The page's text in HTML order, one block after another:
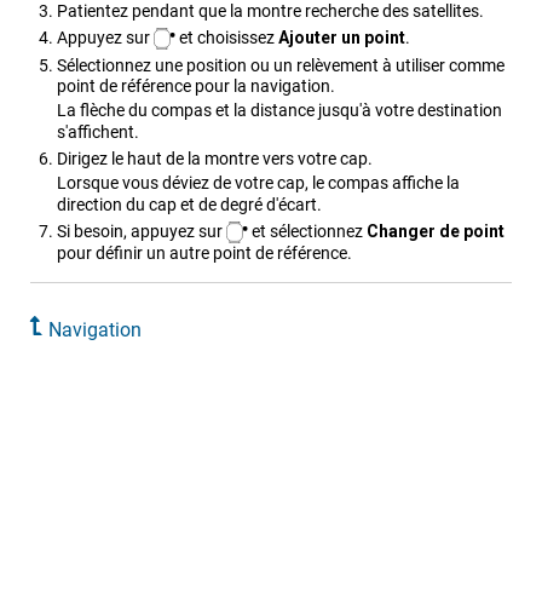
Patientez pendant que la montre recherche des satellites.
Appuyez sur
et choisissezAjouter un point.
Sélectionnez une position ou un relèvement à utiliser comme
point de référence pour la navigation.
La flèche du compas et la distance jusqu'à votre destination
s'affichent.
Dirigez le haut de la montre vers votre cap.
Lorsque vous déviez de votre cap, le compas affiche la
direction du cap et de degré d'écart.
Si besoin, appuyez sur
et sélectionnez Changer de point
pour définir un autre point de référence.
Navigation